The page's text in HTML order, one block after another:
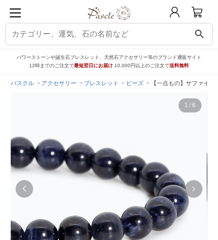
search
パワーストーンや誕生石ブレスレット、天然石アクセサリー等のブランド通販サイト
12時までのご注文で最短翌日にお届け 10,000円以上のご注文で送料無料
パスクル アクセサリー ブレスレット ビーズ 【一点もの】サファイ
1 / 6